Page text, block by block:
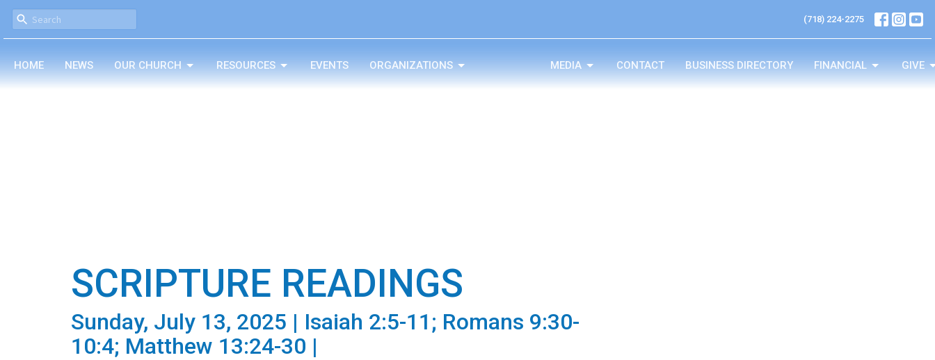
(718) 224-2275
HOME NEWS OUR CHURCH RESOURCES EVENTS ORGANIZATIONS MEDIA CONTACT BUSINESS DIRECTORY FINANCIAL GIVE
SCRIPTURE READINGS
Sunday, July 13, 2025 | Isaiah 2:5-11; Romans 9:30-
10:4; Matthew 13:24-30 |